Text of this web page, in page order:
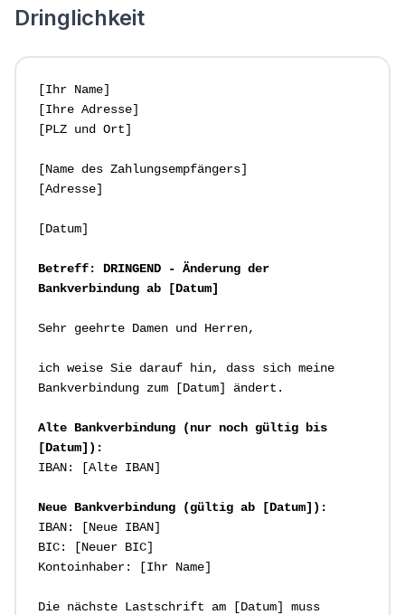
Dringlichkeit
[Ihr Name]
[Ihre Adresse]
[PLZ und Ort]
[Name des Zahlungsempfängers]
[Adresse]
[Datum]
Betreff: DRINGEND - Änderung der
Bankverbindung ab [Datum]
Sehr geehrte Damen und Herren,
ich weise Sie darauf hin, dass sich meine
Bankverbindung zum [Datum] ändert.
Alte Bankverbindung (nur noch gültig bis
[Datum]):
IBAN: [Alte IBAN]
Neue Bankverbindung (gültig ab [Datum]):
IBAN: [Neue IBAN]
BIC: [Neuer BIC]
Kontoinhaber: [Ihr Name]
Die nächste Lastschrift am [Datum] muss